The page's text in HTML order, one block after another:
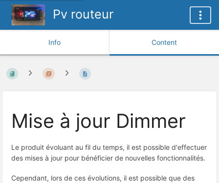
Pv routeur
Info Content
Mise à jour Dimmer
Le produit évoluant au fil du temps, il est possible d'effectuer
des mises à jour pour bénéficier de nouvelles fonctionnalités.
Cependant, lors de ces évolutions, il est possible que des